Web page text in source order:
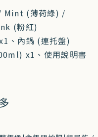
Mint (薄荷綠) /
(粉紅)
、內鍋 (連托盤)
x1、使用說明書